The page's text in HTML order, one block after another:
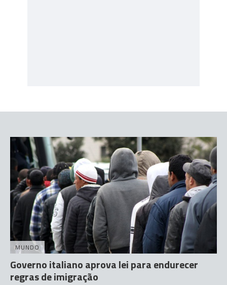
MUNDO
Governo italiano aprova lei para endurecer
regras de imigração